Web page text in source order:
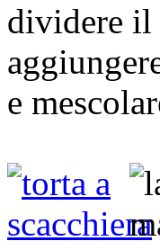
dividere il
e